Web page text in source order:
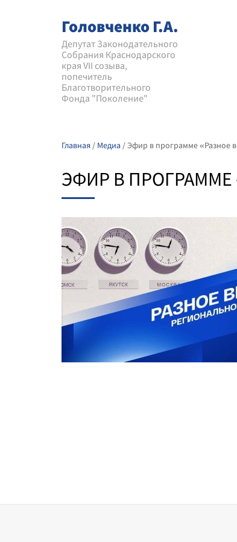
Головченко Г.А.
Депутат Законодательного
Собрания Краснодарского
края VII созыва,
попечитель
Благотворительного
Фонда "Поколение"
Главная / Медиа /Эфир в программе «Разное
ЭФИР В